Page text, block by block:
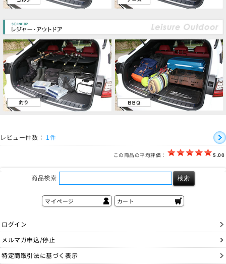
レビュー件数： 1件
この商品の平均評価： 5.00
商品検索
マイページ カート
ログイン
メルマガ申込/停止
特定商取引法に基づく表示